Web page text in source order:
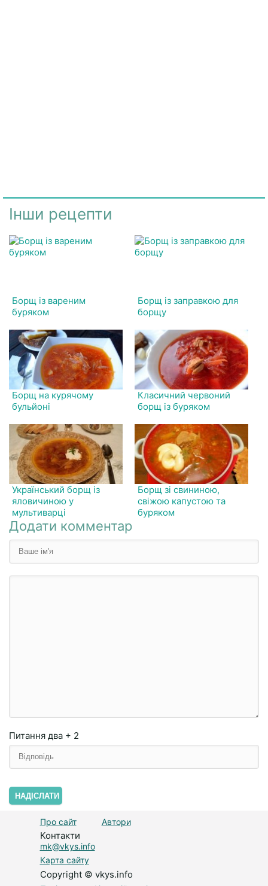
Інши рецепти
Борщ із вареним
буряком
Борщ із заправкою для
борщу
Борщ на курячому
бульйоні
Класичний червоний
борщ із буряком
Український борщ із
яловичиною у
мультиварці
Борщ зі свининою,
свіжою капустою та
буряком
Додати комментар
Питання два + 2
НАДІСЛАТИ
Про сайт Автори
Контакти
mk@vkys.info
Карта сайту
Copyright © vkys.info